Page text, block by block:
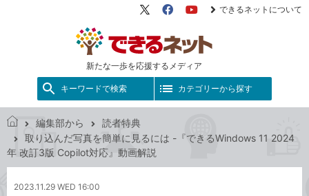
新たな一歩を応援するメディア
X（旧
FacebookYouTube
できるネットについて
キーワードで検索 カテゴリーから探す
で
き
ッ
編集部から
読者特典
取り込んだ写真を簡単に見るには -『できるWindows 11 2024
年 改訂3版 Copilot対応』動画解説
2023.11.29 WED 16:00